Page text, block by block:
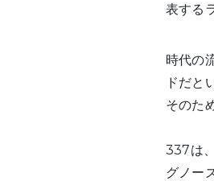
表する
時代の
ドだと
そのた
337は
グノー